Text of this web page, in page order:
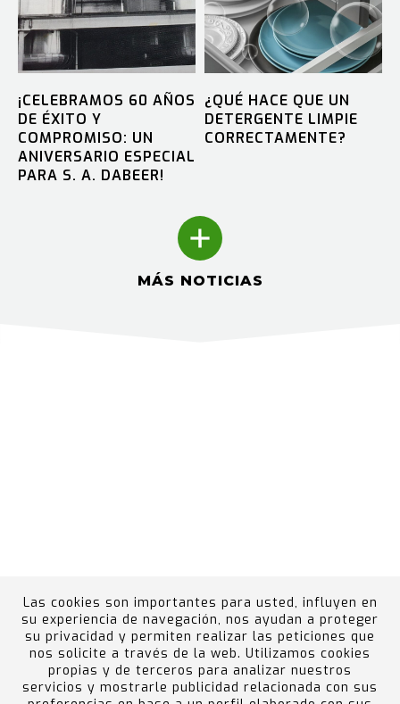
¡CELEBRAMOS 60 AÑOS
DE ÉXITO Y
COMPROMISO: UN
ANIVERSARIO ESPECIAL
PARA S. A. DABEER!
¿QUÉ HACE QUE UN
DETERGENTE LIMPIE
CORRECTAMENTE?
MÁS NOTICIAS
Canal Ético Portal del Empleado
Política de
Las cookies son importantes para usted, influyen en
su experiencia de navegación, nos ayudan a proteger
su privacidad y permiten realizar las peticiones que
nos solicite a través de la web. Utilizamos cookies
propias y de terceros para analizar nuestros
servicios y mostrarle publicidad relacionada con sus